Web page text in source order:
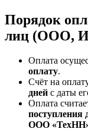
Порядок
лиц (ООО,
Оплата
оплату.
Счёт на
дней с даты
Оплата
поступления
ООО